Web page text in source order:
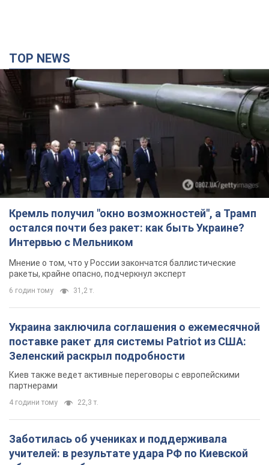
TOP NEWS
Кремль получил "окно возможностей", а Трамп
остался почти без ракет: как быть Украине?
Интервью с Мельником
Мнение о том, что у России закончатся баллистические
ракеты, крайне опасно, подчеркнул эксперт
6 годин тому 31,2 т.
Украина заключила соглашения о ежемесячной
поставке ракет для системы Patriot из США:
Зеленский раскрыл подробности
Киев также ведет активные переговоры с европейскими
партнерами
4 години тому 22,3 т.
Заботилась об учениках и поддерживала
учителей: в результате удара РФ по Киевской